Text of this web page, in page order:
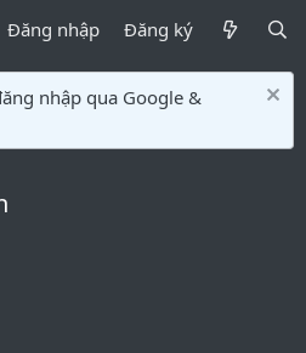
Đăng nhập Đăng ký
nhập qua Google &